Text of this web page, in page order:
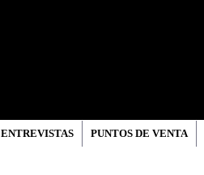
ENTREVISTAS PUNTOS DE VENTA